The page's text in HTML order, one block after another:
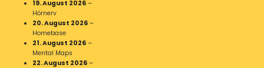
19. August 2026 –
Hörnerv
20. August 2026 –
Homebase
21. August 2026 –
Mental Maps
22. August 2026 –